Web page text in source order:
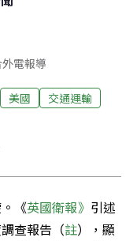
電報導
美國
交通運輸
《英國衛報》 引述
查報告（註），顯